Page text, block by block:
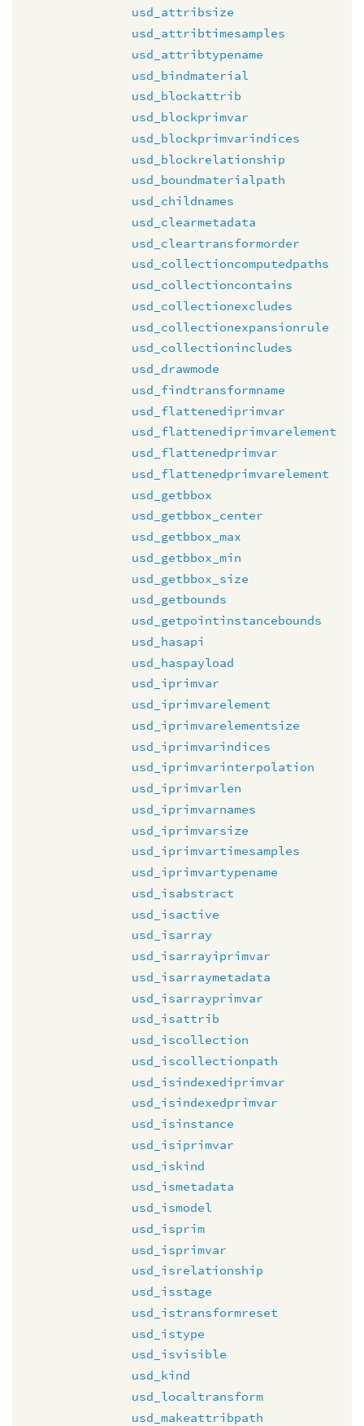
usd_attribsize
usd_attribtimesamples
usd_attribtypename
usd_bindmaterial
usd_blockattrib
usd_blockprimvar
usd_blockprimvarindices
usd_blockrelationship
usd_boundmaterialpath
usd_childnames
usd_clearmetadata
usd_cleartransformorder
usd_collectioncomputedpaths
usd_collectioncontains
usd_collectionexcludes
usd_collectionexpansionrule
usd_collectionincludes
usd_drawmode
usd_findtransformname
usd_flattenediprimvar
usd_flattenediprimvarelement
usd_flattenedprimvar
usd_flattenedprimvarelement
usd_getbbox
usd_getbbox_center
usd_getbbox_max
usd_getbbox_min
usd_getbbox_size
usd_getbounds
usd_getpointinstancebounds
usd_hasapi
usd_haspayload
usd_iprimvar
usd_iprimvarelement
usd_iprimvarelementsize
usd_iprimvarindices
usd_iprimvarinterpolation
usd_iprimvarlen
usd_iprimvarnames
usd_iprimvarsize
usd_iprimvartimesamples
usd_iprimvartypename
usd_isabstract
usd_isactive
usd_isarray
usd_isarrayiprimvar
usd_isarraymetadata
usd_isarrayprimvar
usd_isattrib
usd_iscollection
usd_iscollectionpath
usd_isindexediprimvar
usd_isindexedprimvar
usd_isinstance
usd_isiprimvar
usd_iskind
usd_ismetadata
usd_ismodel
usd_isprim
usd_isprimvar
usd_isrelationship
usd_isstage
usd_istransformreset
usd_istype
usd_isvisible
usd_kind
usd_localtransform
usd_makeattribpath